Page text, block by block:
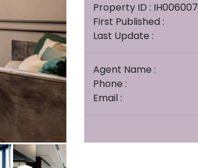
Property ID : IH006007
First Published :
Last Update :
Agent Name :
Phone :
Email :